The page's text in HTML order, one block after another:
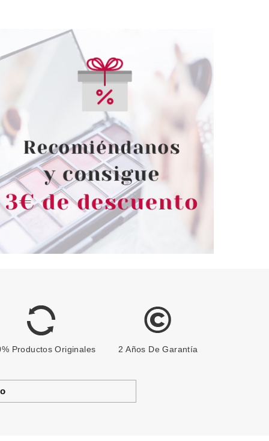
Productos Originales 2 Años De Garantía